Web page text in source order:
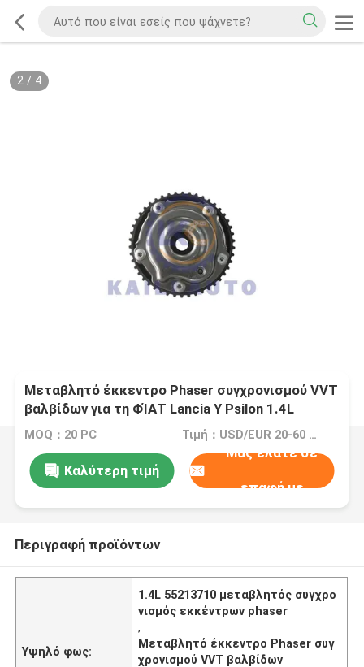
2/ 4
Μεταβλητό έκκεντρο Phaser συγχρονισμού VVT
βαλβίδων για τη ΦΊΑΤ Lancia Υ Psilon 1.4L
55213710
MOQ：20 PC Τιμή：USD/EUR 20-60 per pcs
Καλύτερη τιμή
Μας ελάτε σε
επαφή με
Περιγραφή προϊόντων
Υψηλό φως:
1.4L 55213710 μεταβλητός συγχρο
νισμός εκκέντρων phaser
,
Μεταβλητό έκκεντρο Phaser συγ
χρονισμού VVT βαλβίδων